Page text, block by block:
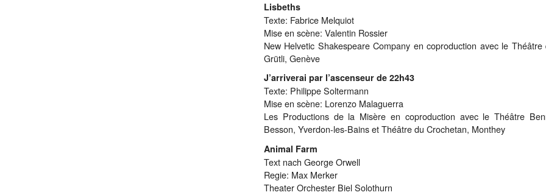
Lisbeths
Texte: Fabrice Melquiot
Mise en scène: Valentin Rossier
New Helvetic Shakespeare Company en coproduction avec le Théâtre
Grütli, Genève
J’arriverai par l’ascenseur de 22h43
Texte: Philippe Soltermann
Mise en scène: Lorenzo Malaguerra
Les Productions de la Misère en coproduction avec le Théâtre
Besson, Yverdon-les-Bains et Théâtre du Crochetan, Monthey
Animal Farm
Text nach George Orwell
Regie: Max Merker
Theater Orchester Biel Solothurn